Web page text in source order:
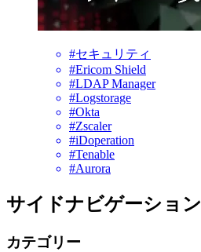
#セキュリティ
#Ericom Shield
#LDAP Manager
#Logstorage
#Okta
#Zscaler
#iDoperation
#Tenable
#Aurora
サイドナビゲーション
カテゴリー